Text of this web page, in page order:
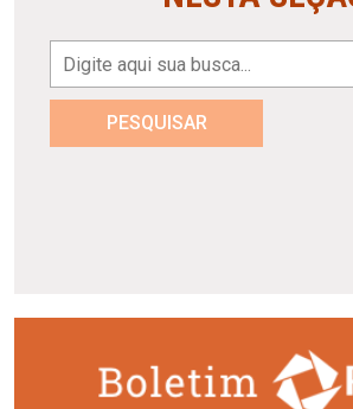
PESQUISAR